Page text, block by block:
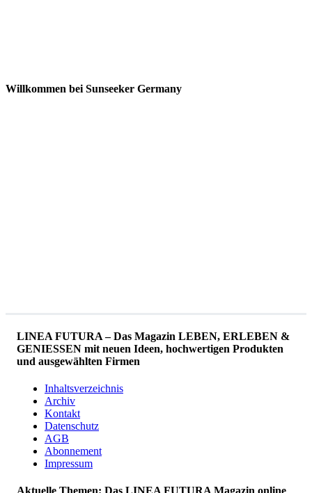
Willkommen bei Sunseeker Germany
LINEA FUTURA – Das Magazin LEBEN, ERLEBEN &
GENIESSEN mit neuen Ideen, hochwertigen Produkten
und ausgewählten Firmen
Inhaltsverzeichnis
Archiv
Kontakt
Datenschutz
AGB
Abonnement
Impressum
Aktuelle Themen: Das LINEA FUTURA Magazin online